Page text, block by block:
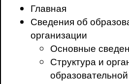
Главная
Сведения об
организации
Основные
Структура и